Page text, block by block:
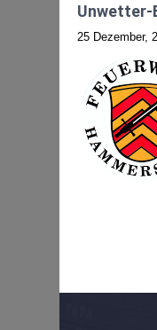
Unwetter-
25 Dezember,